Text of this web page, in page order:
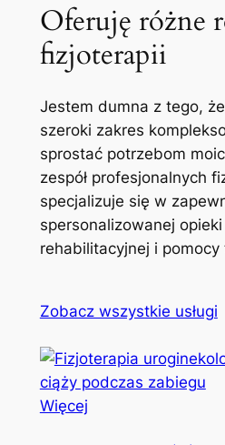
Oferuję różne
fizjoterapii
Jestem dumna z tego,
szeroki zakres
sprostać potrzebom
zespół profesjonalnych
specjalizuje się w
spersonalizowanej
rehabilitacyjnej i
Zobacz wszystkie usługi
Więcej